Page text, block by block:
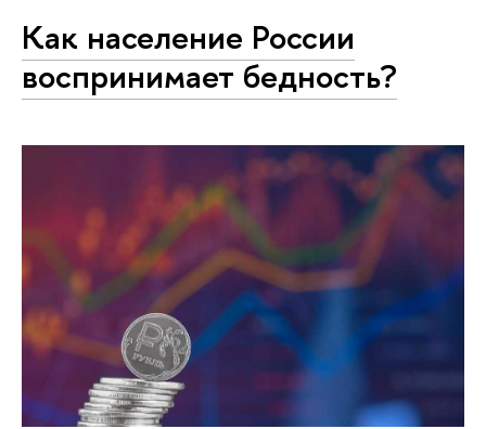
Как население России
воспринимает бедность?